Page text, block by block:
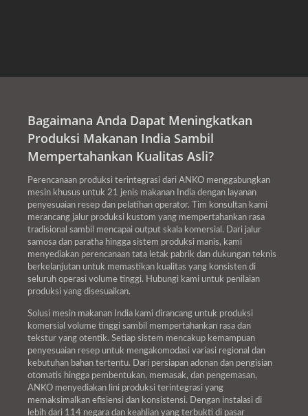
Bagaimana Anda Dapat Meningkatkan
Produksi Makanan India Sambil
Mempertahankan Kualitas Asli?
Perencanaan produksi terintegrasi dari ANKO menggabungkan
mesin khusus untuk 21 jenis makanan India dengan layanan
penyesuaian resep dan pelatihan operator. Tim konsultan kami
merancang jalur produksi kustom yang mempertahankan rasa
tradisional sambil mencapai output skala komersial. Dari jalur
samosa dan paratha hingga sistem produksi manis, kami
menyediakan perencanaan tata letak pabrik dan dukungan teknis
berkelanjutan untuk memastikan kualitas yang konsisten di
seluruh operasi volume tinggi. Hubungi kami untuk penilaian
produksi yang disesuaikan.
Solusi mesin makanan India kami dirancang untuk produksi
komersial volume tinggi sambil mempertahankan rasa dan
tekstur yang otentik. Setiap sistem mencakup kemampuan
penyesuaian resep untuk mengakomodasi variasi regional dan
kebutuhan bahan tertentu. Dari persiapan adonan dan pengisian
otomatis hingga pembentukan, memasak, dan pengemasan,
ANKO menyediakan lini produksi terintegrasi yang
memaksimalkan efisiensi dan konsistensi. Dengan instalasi di
lebih dari 114 negara dan keahlian yang terbukti di pasar